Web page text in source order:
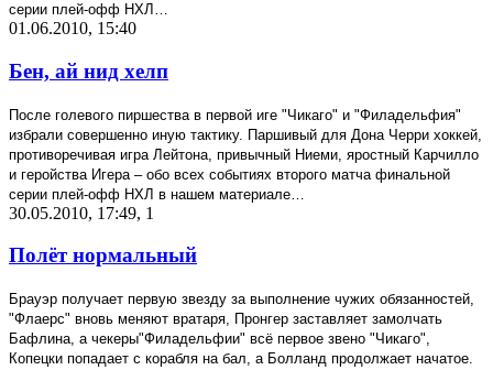
серии плей-офф НХЛ…
01.06.2010, 15:40
Бен, ай нид хелп
После голевого пиршества в первой иге "Чикаго" и "Филадельфия"
избрали совершенно иную тактику. Паршивый для Дона Черри хоккей,
противоречивая игра Лейтона, привычный Ниеми, яростный Карчилло
и геройства Игера – обо всех событиях второго матча финальной
серии плей-офф НХЛ в нашем материале…
30.05.2010, 17:49, 1
Полёт нормальный
Брауэр получает первую звезду за выполнение чужих обязанностей,
"Флаерс" вновь меняют вратаря, Пронгер заставляет замолчать
Бафлина, а чекеры"Филадельфии" всё первое звено "Чикаго",
Копецки попадает с корабля на бал, а Болланд продолжает начатое.